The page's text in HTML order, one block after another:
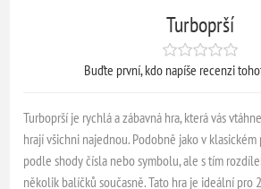
Turboprší
Buďte první, kdo napíše recenzi
Turboprší je rychlá a zábavná hra, která vás
hrají všichni najednou. Podobně jako v
podle shody čísla nebo symbolu, ale s tím
několik balíčků současně. Tato hra je ideální pro